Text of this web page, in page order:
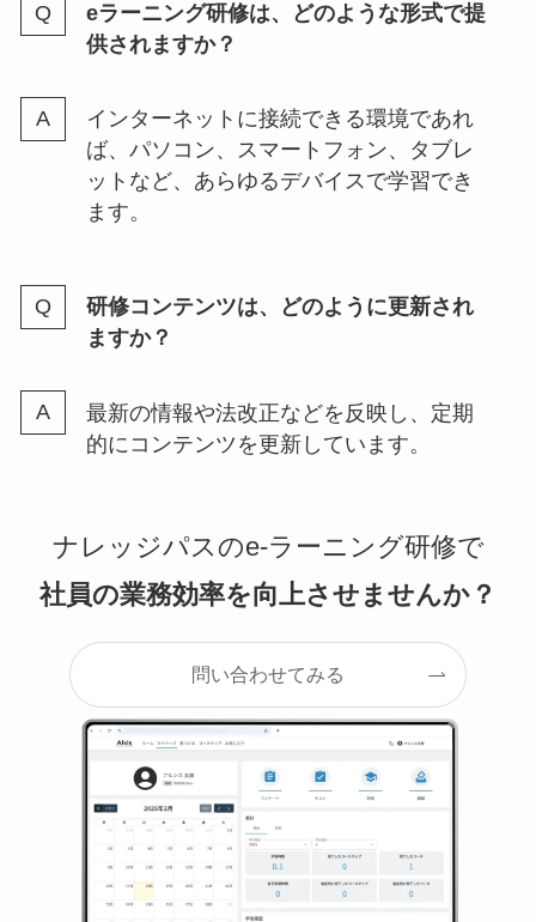
eラーニング研修は、どのような形式で提
供されますか？
インターネットに接続できる環境であれ
ば、パソコン、スマートフォン、タブレ
ットなど、あらゆるデバイスで学習でき
ます。
研修コンテンツは、どのように更新され
ますか？
最新の情報や法改正などを反映し、定期
的にコンテンツを更新しています。
ナレッジパスのe-ラーニング研修で
社員の業務効率を向上させませんか？
問い合わせてみる